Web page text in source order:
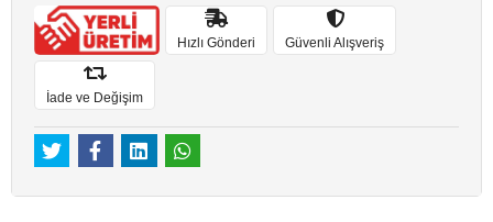
Hızlı Gönderi Güvenli Alışveriş
İade ve Değişim